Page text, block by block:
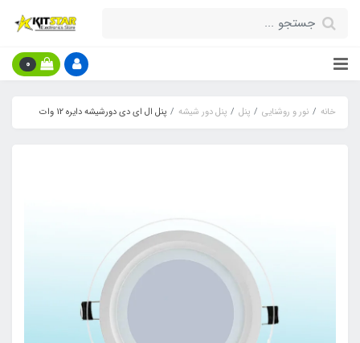
0
خانه نور و روشنایی پنل پنل دور شیشه پنل ال ای دی دورشیشه دایره 12 وات